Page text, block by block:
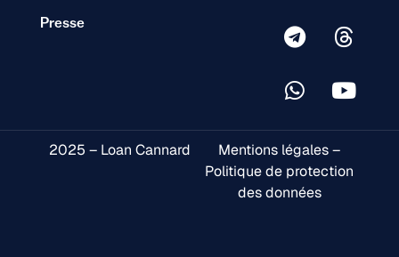
Presse
2025 – Loan Cannard
Mentions légales –
Politique de protection
des données